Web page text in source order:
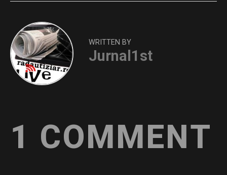
WRITTEN BY
Jurnal1st
1 COMMENT